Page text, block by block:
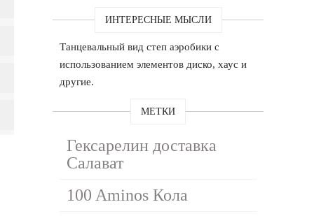
ИНТЕРЕСНЫЕ МЫСЛИ
Танцевальный вид степ аэробики с
использованием элементов диско, хаус и
другие.
МЕТКИ
Гексарелин доставка
Салават
100 Aminos Кола